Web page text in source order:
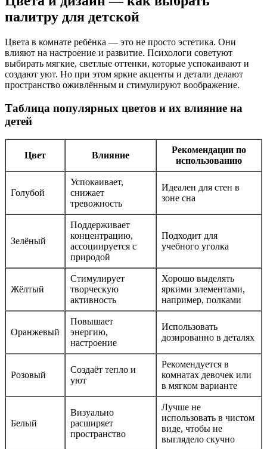
палитру для детской
Цвета в комнате ребёнка — это не просто эстетика. Они
влияют на настроение и развитие. Психологи советуют
выбирать мягкие, светлые оттенки, которые успокаивают и
создают уют. Но при этом яркие акценты и детали делают
пространство оживлённым и стимулируют воображение.
Таблица популярных цветов и их влияние на
детей
Цвет Влияние
Рекомендации по
использованию
Голубой
Успокаивает,
снижает
тревожность
Идеален для стен в
зоне сна
Зелёный
Поддерживает
концентрацию,
ассоциируется с
природой
Подходит для
учебного уголка
Жёлтый
Стимулирует
творческую
активность
Хорошо выделять
яркими элементами,
например, полками
Оранжевый
Повышает
энергию,
настроение
Использовать
дозированно в деталях
Розовый
Создаёт тепло и
уют
Рекомендуется в
комнатах девочек или
в мягком варианте
Белый
Визуально
расширяет
пространство
Лучше не
использовать в чистом
виде, чтобы не
выглядело скучно